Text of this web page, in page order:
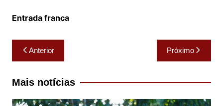
Entrada franca
Navegação
de
Post
Anterior Próximo
Mais notícias